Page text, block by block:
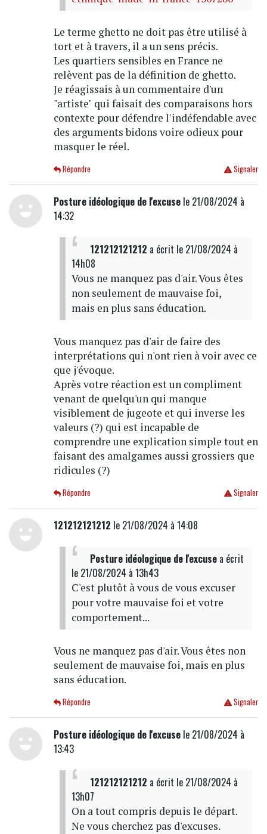
Le terme ghetto ne doit pas être utilisé à
tort et à travers, il a un sens précis.
Les quartiers sensibles en France ne
relèvent pas de la définition de ghetto.
Je réagissais à un commentaire d'un
"artiste" qui faisait des comparaisons hors
contexte pour défendre l'indéfendable avec
des arguments bidons voire odieux pour
masquer le réel.
Signaler
Répondre
Posture idéologique de l'excusele 21/08/2024 à
14:32
121212121212 a écrit le 21/08/2024 à
14h08
Vous ne manquez pas d'air. Vous êtes
non seulement de mauvaise foi,
mais en plus sans éducation.
Vous manquez pas d'air de faire des
interprétations qui n'ont rien à voir avec ce
que j'évoque.
Après votre réaction est un compliment
venant de quelqu'un qui manque
visiblement de jugeote et qui inverse les
valeurs (?) qui est incapable de
comprendre une explication simple tout en
faisant des amalgames aussi grossiers que
ridicules (?)
Signaler
Répondre
121212121212 le 21/08/2024 à 14:08
Posture idéologique de l'excusea écrit
le 21/08/2024 à 13h43
C'est plutôt à vous de vous excuser
pour votre mauvaise foi et votre
comportement...
Vous ne manquez pas d'air. Vous êtes non
seulement de mauvaise foi, mais en plus
sans éducation.
Signaler
Répondre
Posture idéologique de l'excusele 21/08/2024 à
13:43
121212121212 a écrit le 21/08/2024 à
13h07
On a tout compris depuis le départ.
Ne vous cherchez pas d'excuses.